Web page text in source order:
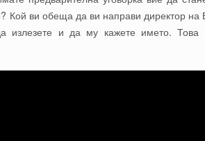
Кой ви обеща да ви направи директор
излезете и да му кажете името. Това